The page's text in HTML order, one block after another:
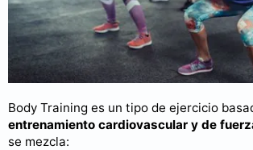
Body Training es un tipo de ejercicio
entrenamiento cardiovascular y de
se mezcla: